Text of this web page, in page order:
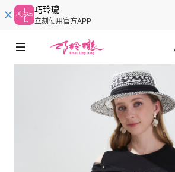
巧玲瓏
立刻使用官方APP